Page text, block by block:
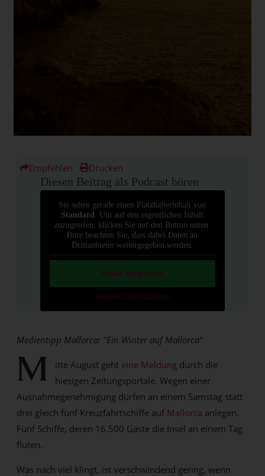
Empfehlen Drucken
Diesen Beitrag als Podcast hören
Sie sehen gerade einen Platzhalterinhalt von
Standard
. Um auf den eigentlichen Inhalt
zuzugreifen, klicken Sie auf den Button unten.
Bitte beachten Sie, dass dabei Daten an
Drittanbieter weitergegeben werden.
Inhalt entsperren
Weitere Informationen
Medientipp Mallorca: "Ein Winter auf Mallorca"
M itte August geht eine Meldung durch die
hiesigen Zeitungsportale. Wegen einer
Ausnahmegenehmigung dürfen an einem Samstag statt
drei gleich fünf Kreuzfahrtschiffe auf Mallorca anlegen.
Fünf Schiffe, deren 16.500 Gäste die Insel an einem Tag
fluten.
Was nach viel klingt, ist verschwindend gering, wenn